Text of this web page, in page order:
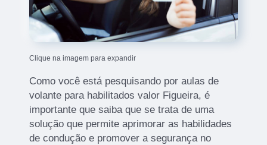
Clique na imagem para expandir
Como você está pesquisando por aulas de
volante para habilitados valor Figueira, é
importante que saiba que se trata de uma
solução que permite aprimorar as habilidades
de condução e promover a segurança no